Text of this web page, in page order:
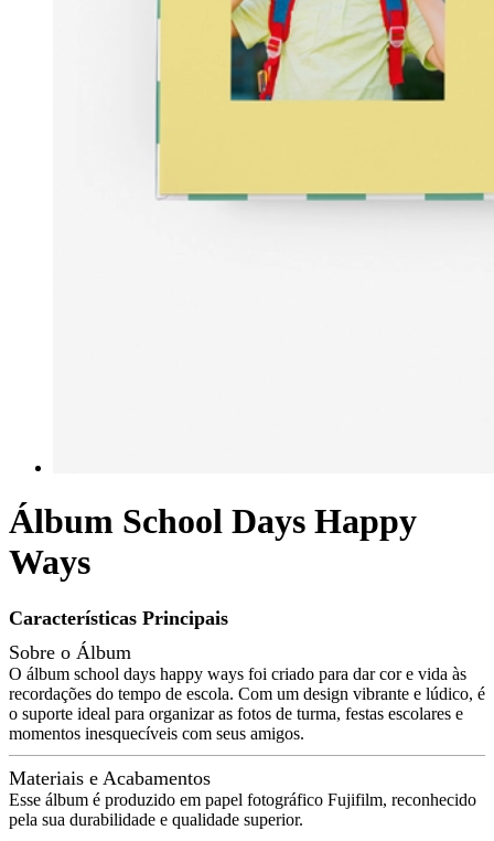
Álbum School Days Happy
Ways
Características Principais
Sobre o Álbum
O álbum school days happy ways foi criado para dar cor e vida às
recordações do tempo de escola. Com um design vibrante e lúdico, é
o suporte ideal para organizar as fotos de turma, festas escolares e
momentos inesquecíveis com seus amigos.
Materiais e Acabamentos
Esse álbum é produzido em papel fotográfico Fujifilm, reconhecido
pela sua durabilidade e qualidade superior.